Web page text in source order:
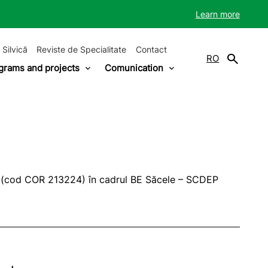
Learn more
Silvică Reviste de Specialitate Contact
and projects Comunication
RO
COR 213224) în cadrul BE Săcele – SCDEP